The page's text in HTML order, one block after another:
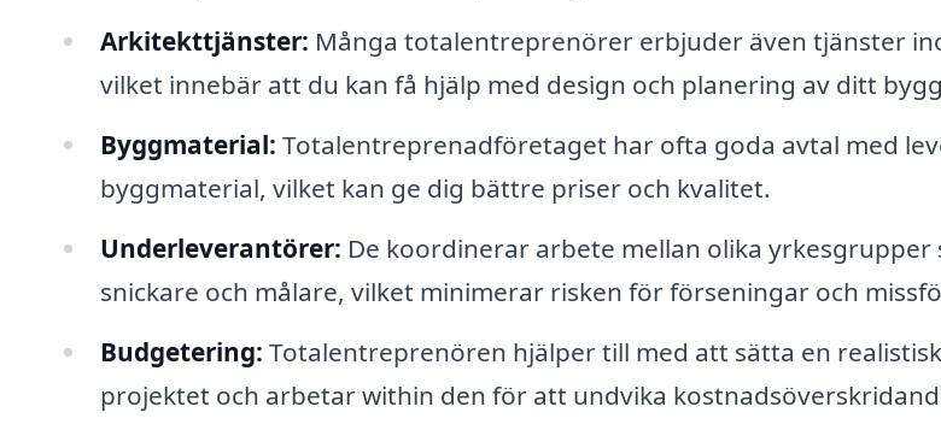
Arkitekttjänster: Många totalentreprenörer erbjuder även tjänster
vilket innebär att du kan få hjälp med design och planering av ditt
Byggmaterial: Totalentreprenadföretaget har ofta goda avtal med
byggmaterial, vilket kan ge dig bättre priser och kvalitet.
Underleverantörer: De koordinerar arbete mellan olika yrkesgrupper
snickare och målare, vilket minimerar risken för förseningar och
Budgetering: Totalentreprenören hjälper till med att sätta en
projektet och arbetar within den för att undvika